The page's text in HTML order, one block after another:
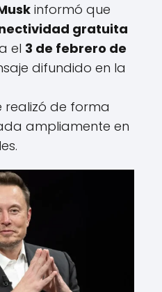
informó que
gratuita
el 3 de febrero de
difundido en la
realizó de forma
ampliamente en